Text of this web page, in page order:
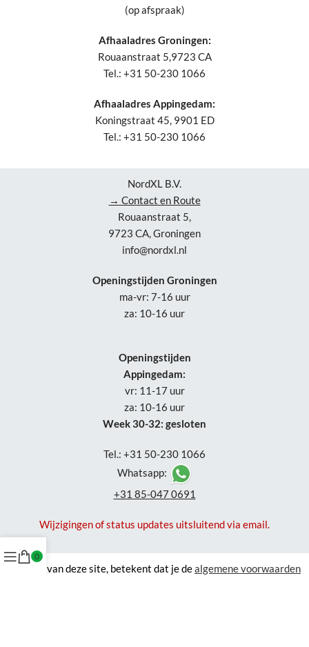
(op afspraak)
Afhaaladres Groningen:
Rouaanstraat 5,9723 CA
Tel.: +31 50-230 1066
Afhaaladres Appingedam:
Koningstraat 45, 9901 ED
Tel.: +31 50-230 1066
NordXL B.V.
→ Contact en Route
Rouaanstraat 5,
9723 CA, Groningen
info@nordxl.nl
Openingstijden Groningen
ma-vr: 7-16 uur
za: 10-16 uur
Openingstijden
Appingedam:
vr: 11-17 uur
za: 10-16 uur
Week 30-32: gesloten
Tel.: +31 50-230 1066
Whatsapp:
+31 85-047 0691
Wijzigingen of status updates uitsluitend via email.
Gebruik van deze site, betekent dat je dealgemene voorwaarden
0